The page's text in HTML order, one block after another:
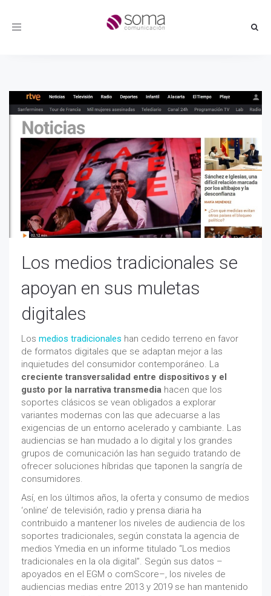
Toggle
Los medios tradicionales se
apoyan en sus muletas
digitales
Los medios tradicionales han cedido terreno en favor
de formatos digitales que se adaptan mejor a las
inquietudes del consumidor contemporáneo. La
creciente transversalidad entre dispositivos y el
gusto por la narrativa transmedia hacen que los
soportes clásicos se vean obligados a explorar
variantes modernas con las que adecuarse a las
exigencias de un entorno acelerado y cambiante. Las
audiencias se han mudado a lo digital y los grandes
grupos de comunicación las han seguido tratando de
ofrecer soluciones híbridas que taponen la sangría de
consumidores.
Así, en los últimos años, la oferta y consumo de medios
‘online’ de televisión, radio y prensa diaria ha
contribuido a mantener los niveles de audiencia de los
soportes tradicionales, según constata la agencia de
medios Ymedia en un informe titulado “Los medios
tradicionales en la ola digital”. Según sus datos –
apoyados en el EGM o comScore–, los niveles de
audiencias medias entre 2013 y 2019 se han mantenido